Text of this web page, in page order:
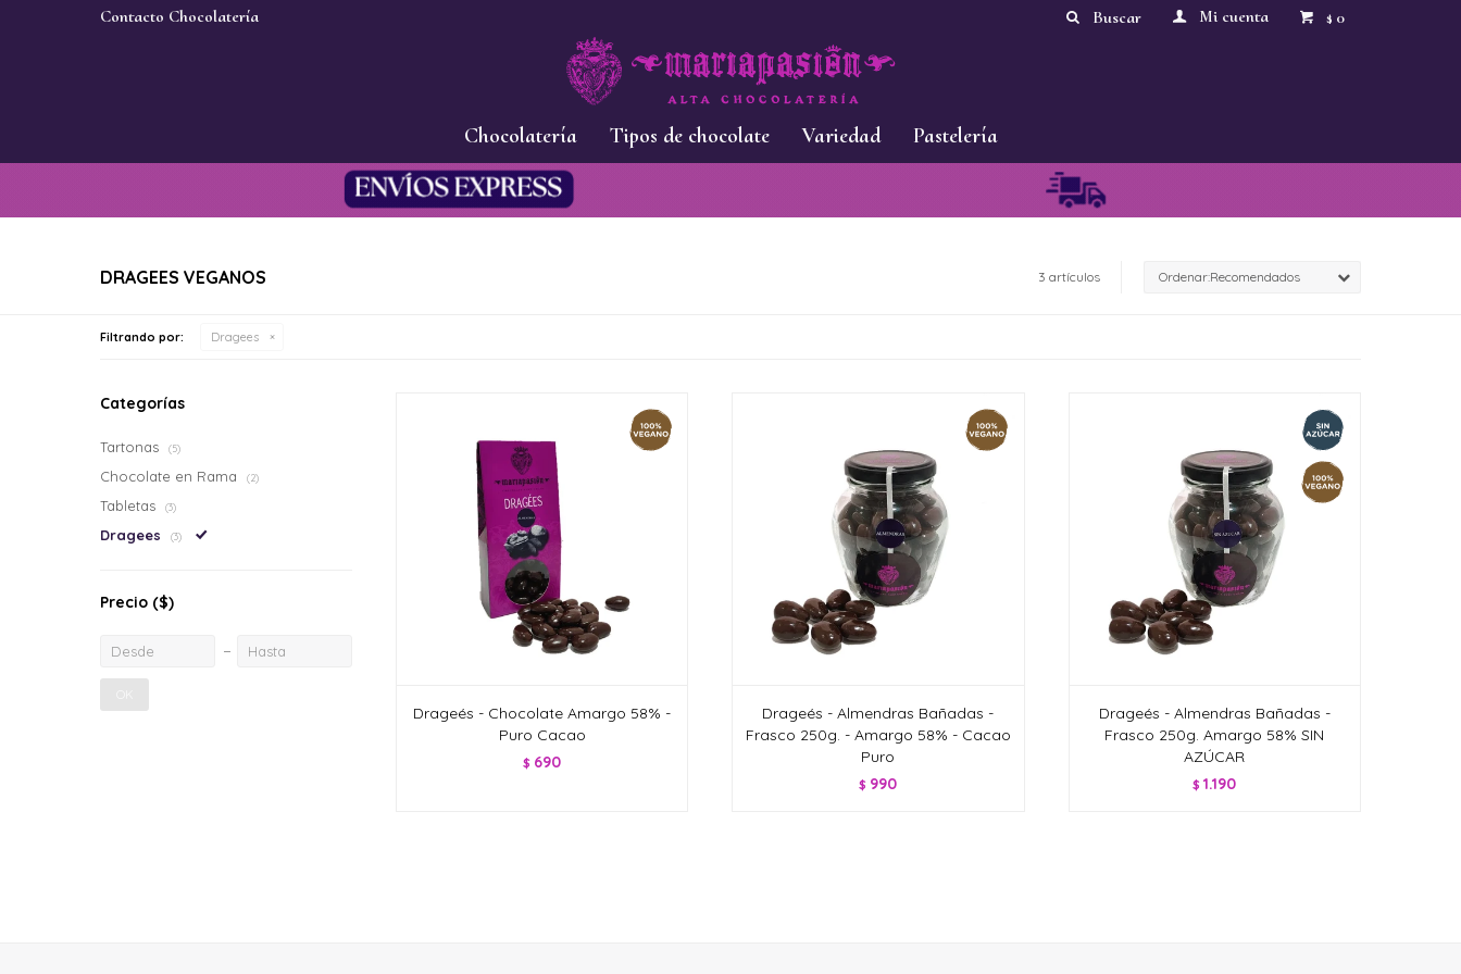
Chocolatería Tipos de chocolate Variedad Pastelería
$ 0
Contacto Chocolatería
DRAGEES VEGANOS 3 artículos Recomendados
Filtrando por: Dragees
Drageés - Chocolate Amargo 58% -
Puro Cacao
$ 690
Drageés - Almendras Bañadas -
Frasco 250g. - Amargo 58% - Cacao
Puro
$ 990
Drageés - Almendras Bañadas -
Frasco 250g. Amargo 58% SIN
AZÚCAR
$ 1.190
Categorías
Tartonas (5)
Chocolate en Rama (2)
Tabletas (3)
Dragees (3)
Precio ($)